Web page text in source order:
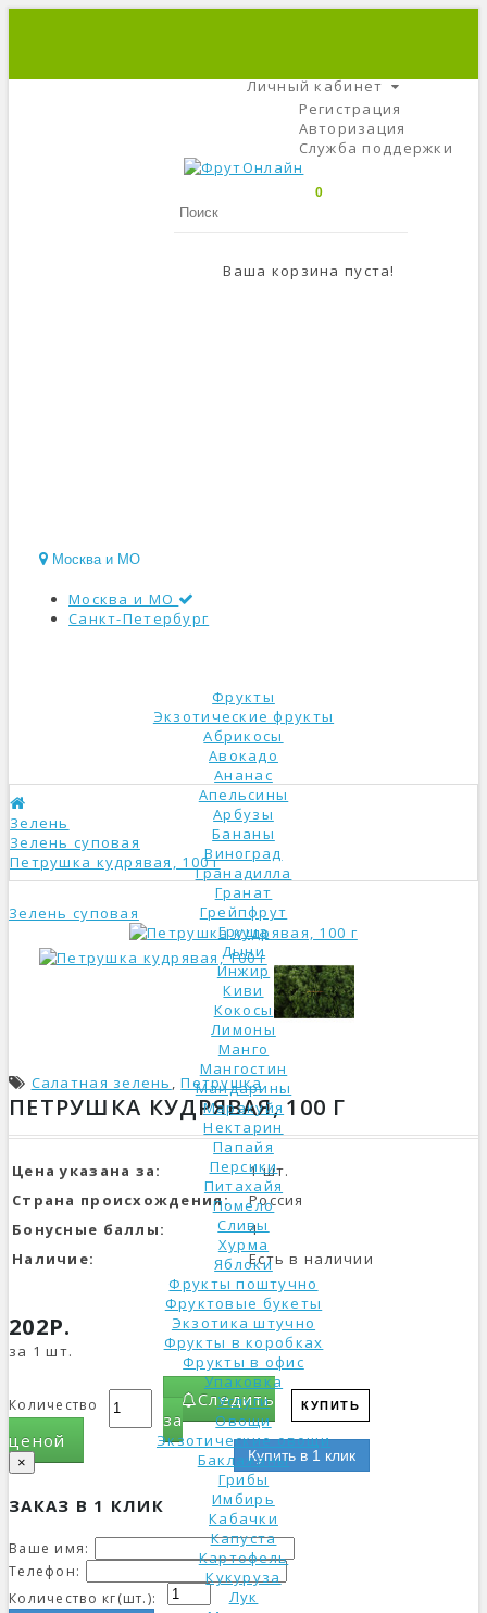
Личный кабинет
Регистрация
Авторизация
Служба поддержки
0
Ваша корзина пуста!
Москва и МО
Москва и МО
Санкт-Петербург
Фрукты
Экзотические фрукты
Абрикосы
Авокадо
Ананас
Апельсины
Арбузы
Бананы
Виноград
Гранадилла
Гранат
Грейпфрут
Груша
Дыни
Инжир
Киви
Кокосы
Лимоны
Манго
Мангостин
Мандарины
Маракуйя
Нектарин
Папайя
Персики
Питахайя
Помело
Сливы
Хурма
Яблоки
Фрукты поштучно
Фруктовые букеты
Экзотика штучно
Фрукты в коробках
Фрукты в офис
Упаковка
Услуги
Овощи
Экзотические овощи
Баклажаны
Грибы
Имбирь
Кабачки
Капуста
Картофель
Кукуруза
Лук
Зелень
Зелень суповая
Петрушка кудрявая, 100 г
Зелень суповая
Салатная зелень ,Петрушка
ПЕТРУШКА КУДРЯВАЯ, 100 Г
Цена указана за:
1 шт.
Страна происхождения:
Россия
Бонусные баллы:
4
Наличие:
Есть в наличии
202Р.
за 1 шт.
Количество КУПИТЬ
Купить в 1 клик
Следить
за
ценой
×
ЗАКАЗ В 1 КЛИК
Ваше имя:
Телефон:
Количество кг(шт.):